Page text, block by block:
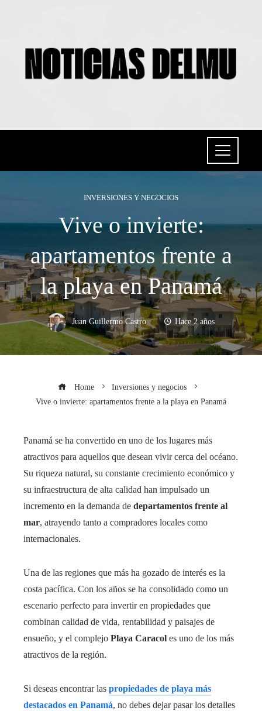
INVERSIONES Y NEGOCIOS
Vive o invierte:
apartamentos frente a
la playa en Panamá
Juan Guillermo Castro Hace 2 años
Home
Inversiones y negocios
Vive o invierte: apartamentos frente a la playa en Panamá
Panamá se ha convertido en uno de los lugares más
atractivos para aquellos que desean vivir cerca del océano.
Su riqueza natural, su constante crecimiento económico y
su infraestructura de alta calidad han impulsado un
incremento en la demanda de departamentos frente al
mar, atrayendo tanto a compradores locales como
internacionales.
Una de las regiones que más ha gozado de interés es la
costa pacífica. Con los años se ha consolidado como un
escenario perfecto para invertir en propiedades que
combinan calidad de vida, rentabilidad y paisajes de
ensueño, y el complejo Playa Caracol es uno de los más
atractivos de la región.
Si deseas encontrar las propiedades de playa más
destacados en Panamá, no debes dejar pasar los detalles